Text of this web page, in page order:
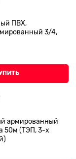
ПВХ,
3/4,
армированный
50м (ТЭП, 3-х